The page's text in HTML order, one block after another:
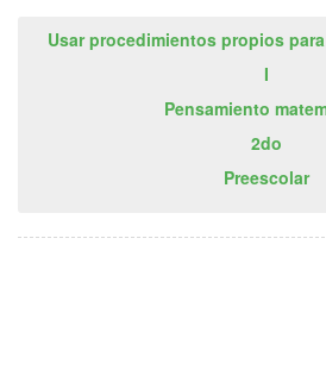
Usar procedimientos propios
I
Pensamiento
2do
Preescolar